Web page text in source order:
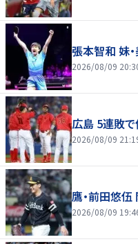
張本智和 妹
2026/08/09
広島 5連敗
2026/08/09
鷹・前田悠
2026/08/09